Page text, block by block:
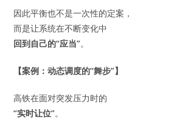
因此平衡也不是一次性的定案，
而是让系统在不断变化中
回到自己的“应当”。
【案例：动态调度的“舞步”】
高铁在面对突发压力时的
“实时让位”。